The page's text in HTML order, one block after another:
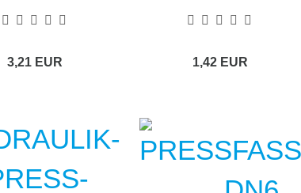
3,21 EUR 1,42 EUR